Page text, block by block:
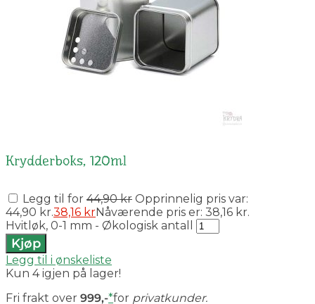
Krydderboks, 120ml
Legg til for 44,90kr Opprinnelig pris var:
44,90 kr.38,16 krNåværende pris er: 38,16 kr.
Hvitløk, 0-1 mm - Økologisk antall
Kjøp
Legg til i ønskeliste
Kun 4 igjen på lager!
Fri frakt over 999,-*for privatkunder.